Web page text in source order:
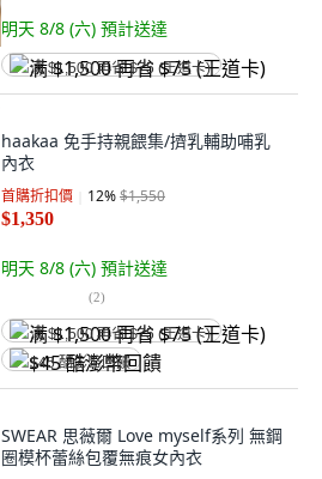
明天 8/8 (六) 預計送達
满 $1,500 再省 $75 (王道卡)
haakaa 免手持親餵集/擠乳輔助哺乳
內衣
首購折扣價 12%$1,550
$1,350
明天 8/8 (六) 預計送達
(2)
满 $1,500 再省 $75 (王道卡)
$45 酷澎幣回饋
SWEAR 思薇爾 Love myself系列 無鋼
圈模杯蕾絲包覆無痕女內衣